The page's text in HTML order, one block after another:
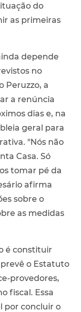
do
as primeiras
depende
no
Peruzzo, a
a renúncia
dias e, na
geral para
"Nós não
Casa. Só
tomar pé da
afirma
sobre o
as medidas
é constituir
o Estatuto
provedores,
fiscal. Essa
por concluir o